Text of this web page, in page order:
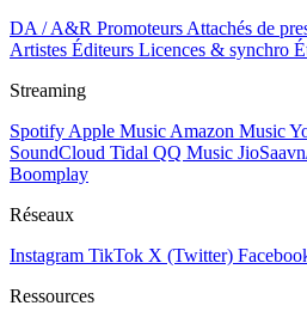
DA / A&R Promoteurs Attachés de
Artistes Éditeurs Licences & synchro
Streaming
Spotify Apple Music Amazon Music
SoundCloud Tidal QQ Music
Boomplay
Réseaux
Instagram TikTok X (Twitter)
Ressources